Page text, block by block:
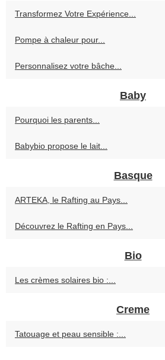
Transformez Votre Expérience...
Pompe à chaleur pour...
Personnalisez votre bâche...
Baby
Pourquoi les parents...
Babybio propose le lait...
Basque
ARTEKA, le Rafting au Pays...
Découvrez le Rafting en Pays...
Bio
Les crèmes solaires bio :...
Creme
Tatouage et peau sensible :...